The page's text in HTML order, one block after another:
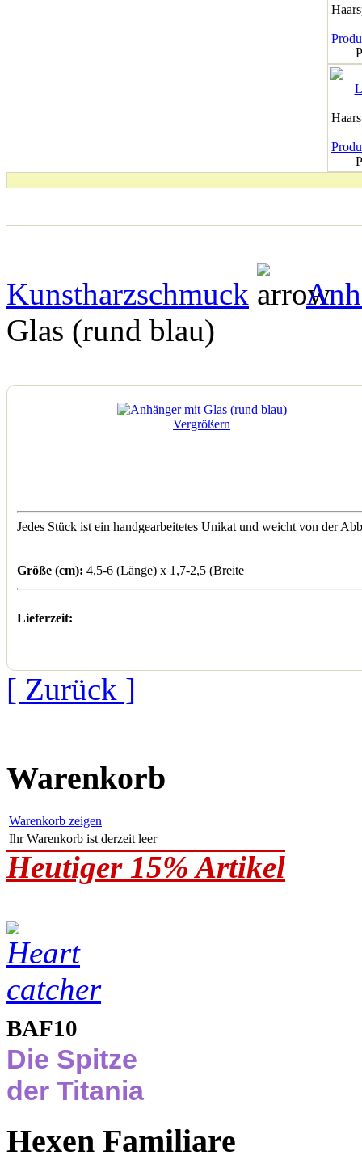
Kunstharzschmuck
Glas (rund blau)
Vergrößern
Jedes Stück ist ein handgearbeitetes Unikat und weicht von der
Größe (cm): 4,5-6 (Länge) x 1,7-2,5 (Breite
Lieferzeit:
[ Zurück ]
Warenkorb
Warenkorb zeigen
Ihr Warenkorb ist derzeit leer
Heutiger 15% Artikel
BAF10
Die Spitze
der Titania
Hexen Familiare